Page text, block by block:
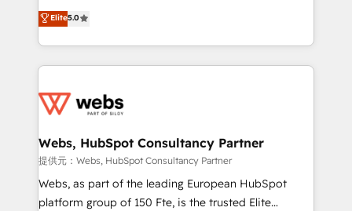
Execution • 750+ onboardings and 2,000+
implementations • Deep expertise across marketing,
BBD Boom is the HubSpot partner that can help you
to HubSpot Better. We work with your teams to
solve all your HubSpot challenges and improve user
adoption, sales process and marketing results.
the first time 🔧 Designing and optimising your
and build using HubSpot 🔌 Integrating HubSpot
with other systems 🎓 Training your teams to be
HubSpot pros 📊 Lead generation services using
HubSpot Why us? - SIX HubSpot Accreditations -
Elite5.0
Webs, HubSpot Consultancy Partner
提供元：Webs, HubSpot Consultancy Partner
Webs, as part of the leading European HubSpot
platform group of 150 Fte, is the trusted Elite